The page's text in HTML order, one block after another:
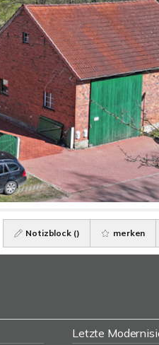
Notizblock () merken
Letzte